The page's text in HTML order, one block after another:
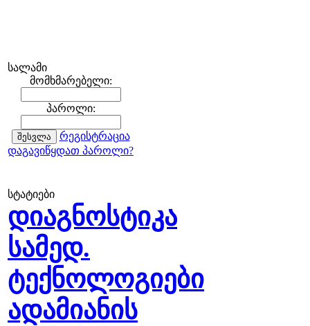
სალამი
მომხმარებელი:
პაროლი:
რეგისტრაცია
დაგავიწყდათ პაროლი?
სტატიები
დიაგნოსტიკა
სამედ.
ტექნოლოგიები
ადამიანის